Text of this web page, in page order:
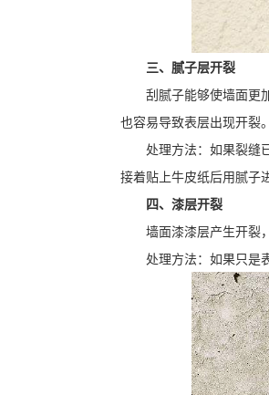
三、腻子层开裂
刮腻子能够使墙面更
也容易导致表层出现开裂。
处理方法：如果裂缝
接着贴上牛皮纸后用腻子
四、漆层开裂
墙面漆漆层产生开裂
处理方法：如果只是